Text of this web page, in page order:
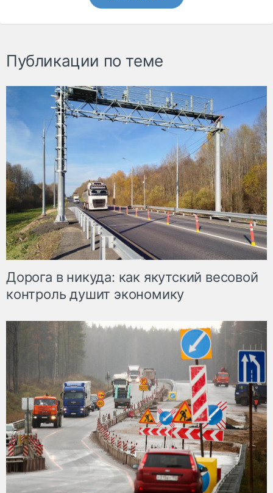
Публикации по теме
Дорога в никуда: как якутский весовой
контроль душит экономику